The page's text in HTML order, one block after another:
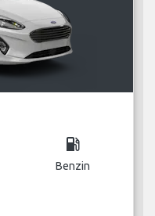
local_gas_station
Benzin